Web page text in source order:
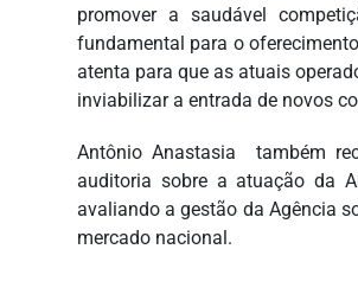
promover a saudável
fundamental para o
atenta para que as atuais
inviabilizar a entrada de novos
Antônio Anastasia também
auditoria sobre a atuação da
avaliando a gestão da Agência
mercado nacional.